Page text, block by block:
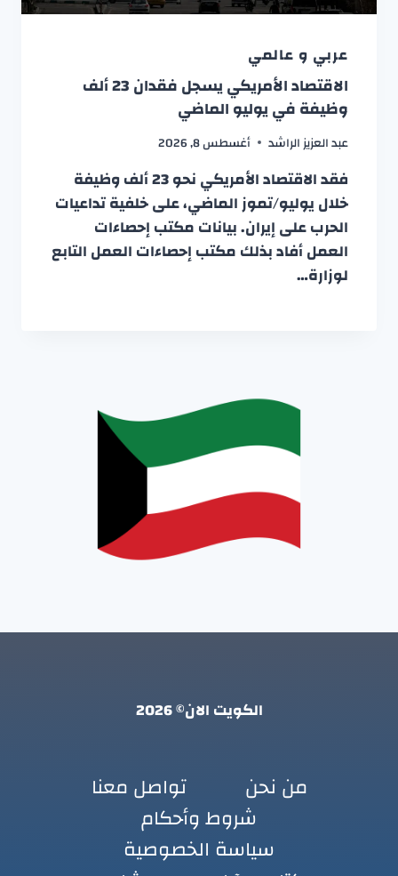
عربي و عالمي
الاقتصاد الأمريكي يسجل فقدان 23 ألف
وظيفة في يوليو الماضي
عبد العزيز الراشد أغسطس 8, 2026
فقد الاقتصاد الأمريكي نحو 23 ألف وظيفة
خلال يوليو/تموز الماضي، على خلفية تداعيات
الحرب على إيران. بيانات مكتب إحصاءات
العمل أفاد بذلك مكتب إحصاءات العمل التابع
لوزارة…
الكويت الان© 2026
من نحن
تواصل معنا
شروط وأحكام
سياسة الخصوصية